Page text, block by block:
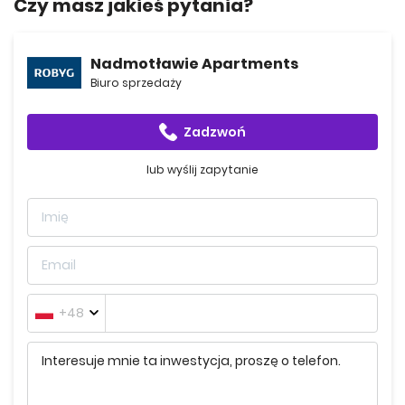
km od inwestycji Nadmotławie Apartments. Dojazd do
Biedronki zajmuje 5 minut, natomiast do Lidla - 7 minut.
Najbliższy paczkomat znajduje się 1,2 km od obiektu, a
poczta jest oddalona o 1 km. W pobliżu Starego Miasta,
zaledwie 15 minut piechotą, zlokalizowane się liczne punkty
restauracje i kawiarnie o zróżnicowanej ofercie.
Komunikacja i transport publiczny
Osoby korzystające z transportu publicznego dotrą do
To właśnie stamtąd odjeżdżają tramwaje linii 7 i 8 oraz
autobusy linii 106, 111, 138 i N8. W ciągu 4 minut można
dotrzeć do przystani Sienna Grobla.
Nadmotławie Apartments
Biuro sprzedaży
Zadzwoń
lub wyślij zapytanie
+48